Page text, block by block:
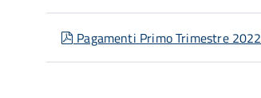
pdf
Pagamenti Primo Trimestre 2022